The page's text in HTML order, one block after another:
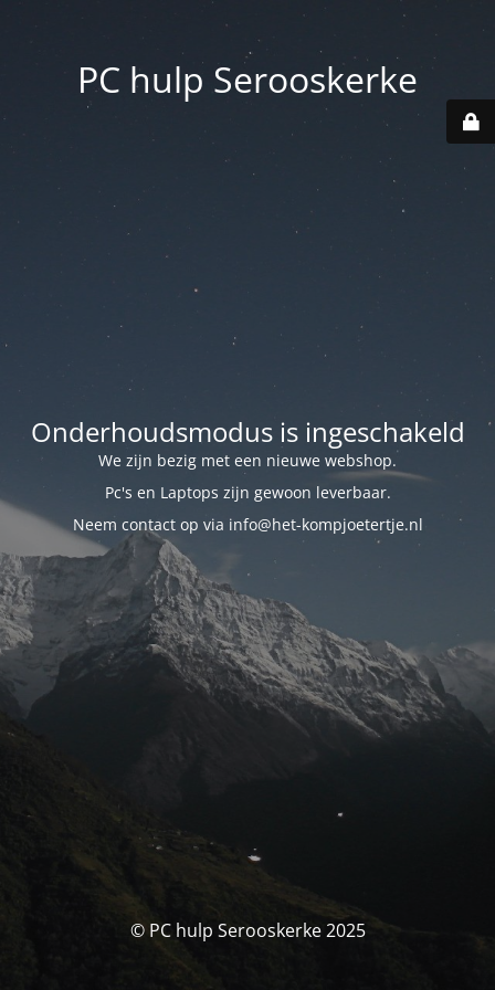
PC hulp Serooskerke
Onderhoudsmodus is ingeschakeld
We zijn bezig met een nieuwe webshop.
Pc's en Laptops zijn gewoon leverbaar.
Neem contact op via info@het-kompjoetertje.nl
© PC hulp Serooskerke 2025